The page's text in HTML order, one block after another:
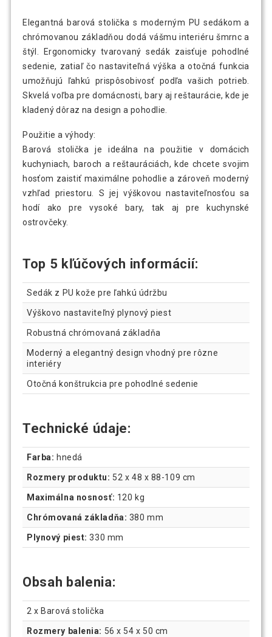
Elegantná barová stolička s moderným PU sedákom a
chrómovanou základňou dodá vášmu interiéru šmrnc a
štýl. Ergonomicky tvarovaný sedák zaisťuje pohodlné
sedenie, zatiaľ čo nastaviteľná výška a otočná funkcia
umožňujú ľahkú prispôsobivosť podľa vašich potrieb.
Skvelá voľba pre domácnosti, bary aj reštaurácie, kde je
kladený dôraz na design a pohodlie.
Použitie a výhody:
Barová stolička je ideálna na použitie v domácich
kuchyniach, baroch a reštauráciách, kde chcete svojim
hosťom zaistiť maximálne pohodlie a zároveň moderný
vzhľad priestoru. S jej výškovou nastaviteľnosťou sa
hodí ako pre vysoké bary, tak aj pre kuchynské
ostrovčeky.
Top 5 kľúčových informácií:
Sedák z PU kože pre ľahkú údržbu
Výškovo nastaviteľný plynový piest
Robustná chrómovaná základňa
Moderný a elegantný design vhodný pre rôzne
interiéry
Otočná konštrukcia pre pohodlné sedenie
Technické údaje:
Farba: hnedá
Rozmery produktu: 52 x 48 x 88-109 cm
Maximálna nosnosť: 120 kg
Chrómovaná základňa: 380 mm
Plynový piest: 330 mm
Obsah balenia:
2 x Barová stolička
Rozmery balenia: 56 x 54 x 50 cm